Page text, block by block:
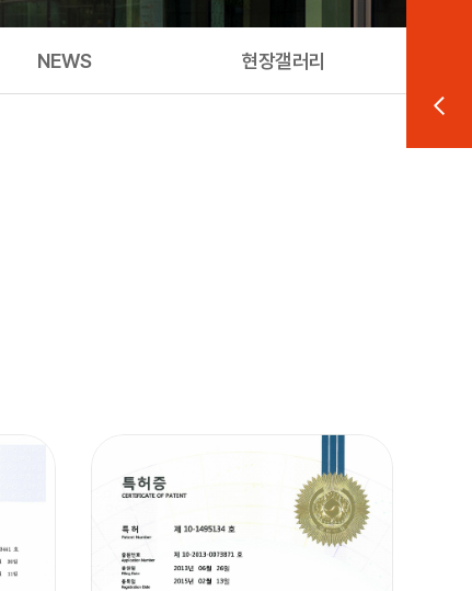
NEWS 현장갤러리